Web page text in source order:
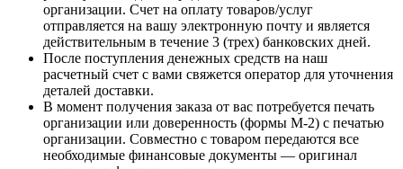
организации. Счет на оплату товаров/услуг
отправляется на вашу электронную почту и является
действительным в течение 3 (трех) банковских дней.
После поступления денежных средств на наш
расчетный счет с вами свяжется оператор для уточнения
деталей доставки.
В момент получения заказа от вас потребуется печать
организации или доверенность (формы М-2) с печатью
организации. Совместно с товаром передаются все
необходимые финансовые документы — оригинал